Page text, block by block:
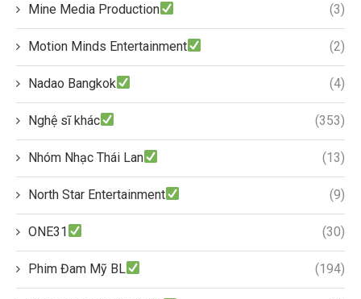
Mine Media Production (3)
Motion Minds Entertainment (2)
Nadao Bangkok (4)
Nghệ sĩ khác (353)
Nhóm Nhạc Thái Lan (13)
North Star Entertainment (9)
ONE31 (30)
Phim Đam Mỹ BL (194)